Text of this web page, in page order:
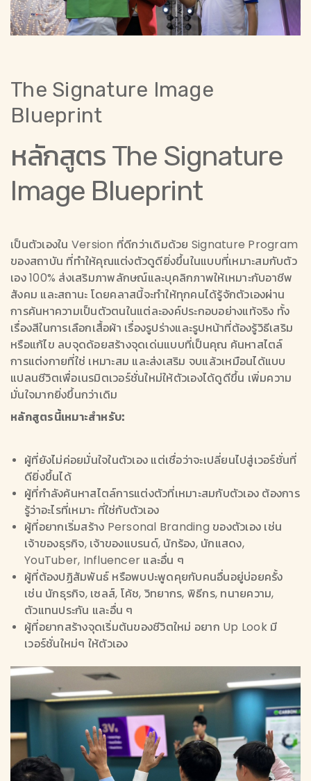
The Signature Image
Blueprint
หลักสูตร The Signature
Image Blueprint
เป็นตัวเองใน Version ที่ดีกว่าเดิมด้วย Signature Program
ของสถาบัน ที่ทำให้คุณแต่งตัวดูดียิ่งขึ้นในแบบที่เหมาะสมกับตัว
เอง 100% ส่งเสริมภาพลักษณ์และบุคลิกภาพให้เหมาะกับอาชีพ
สังคม และสถานะ โดยคลาสนี้จะทำให้ทุกคนได้รู้จักตัวเองผ่าน
การค้นหาความเป็นตัวตนในแต่ละองค์ประกอบอย่างแท้จริง ทั้ง
เรื่องสีในการเลือกเสื้อผ้า เรื่องรูปร่างและรูปหน้าที่ต้องรู้วิธีเสริม
หรือแก้ไข ลบจุดด้อยสร้างจุดเด่นแบบที่เป็นคุณ ค้นหาสไตล์
การแต่งกายที่ใช่ เหมาะสม และส่งเสริม จบแล้วเหมือนได้แบบ
แปลนชีวิตเพื่อเนรมิตเวอร์ชั่นใหม่ให้ตัวเองได้ดูดีขึ้น เพิ่มความ
มั่นใจมากยิ่งขึ้นกว่าเดิม
หลักสูตรนี้เหมาะสำหรับ:
ผู้ที่ยังไม่ค่อยมั่นใจในตัวเอง แต่เชื่อว่าจะเปลี่ยนไปสู่เวอร์ชั่นที่
ดียิ่งขึ้นได้
ผู้ที่กำลังค้นหาสไตล์การแต่งตัวที่เหมาะสมกับตัวเอง ต้องการ
รู้ว่าอะไรที่เหมาะ ที่ใช่กับตัวเอง
ผู้ที่อยากเริ่มสร้าง Personal Branding ของตัวเอง เช่น
เจ้าของธุรกิจ, เจ้าของแบรนด์, นักร้อง, นักแสดง,
YouTuber, Influencer และอื่น ๆ
ผู้ที่ต้องปฏิสัมพันธ์ หรือพบปะพูดคุยกับคนอื่นอยู่บ่อยครั้ง
เช่น นักธุรกิจ, เซลส์, โค้ช, วิทยากร, พิธีกร, ทนายความ,
ตัวแทนประกัน และอื่น ๆ
ผู้ที่อยากสร้างจุดเริ่มต้นของชีวิตใหม่ อยาก Up Look มี
เวอร์ชั่นใหม่ๆ ให้ตัวเอง